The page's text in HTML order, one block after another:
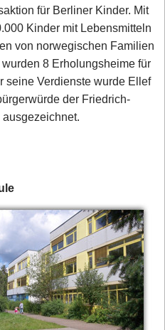
für Berliner Kinder. Mit
Kinder mit Lebensmitteln
von norwegischen Familien
8 Erholungsheime für
seine Verdienste wurde Ellef
der Friedrich-